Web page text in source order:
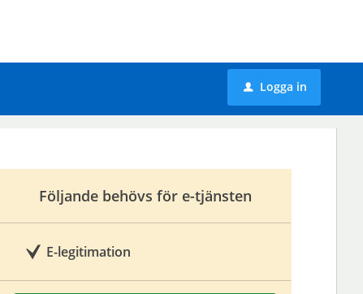
u Logga in
Följande behövs för e-tjänsten
E-legitimation